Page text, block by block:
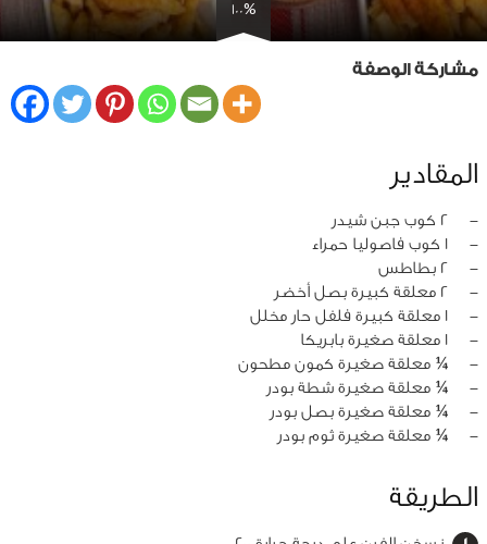
100%
مشاركة الوصفة
المقادير
‏-
2 كوب جبن شيدر
‏-
1 كوب فاصوليا حمراء
‏-
2 بطاطس
‏-
2 معلقة كبيرة بصل أخضر
‏-
1 معلقة كبيرة فلفل حار مخلل
‏-
1 معلقة صغيرة بابريكا
‏-
¼ معلقة صغيرة كمون مطحون
‏-
¼ معلقة صغيرة شطة بودر
‏-
¼ معلقة صغيرة بصل بودر
‏-
¼ معلقة صغيرة ثوم بودر
الطريقة